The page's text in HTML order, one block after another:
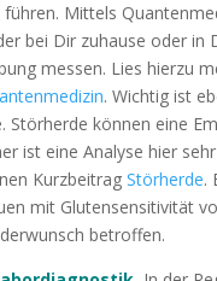
führen. Mittels
bei Dir zuhause oder in
messen. Lies hierzu
. Wichtig ist
Störherde können eine
ist eine Analyse hier
Kurzbeitrag Störherde.
mit Glutensensitivität
betroffen.